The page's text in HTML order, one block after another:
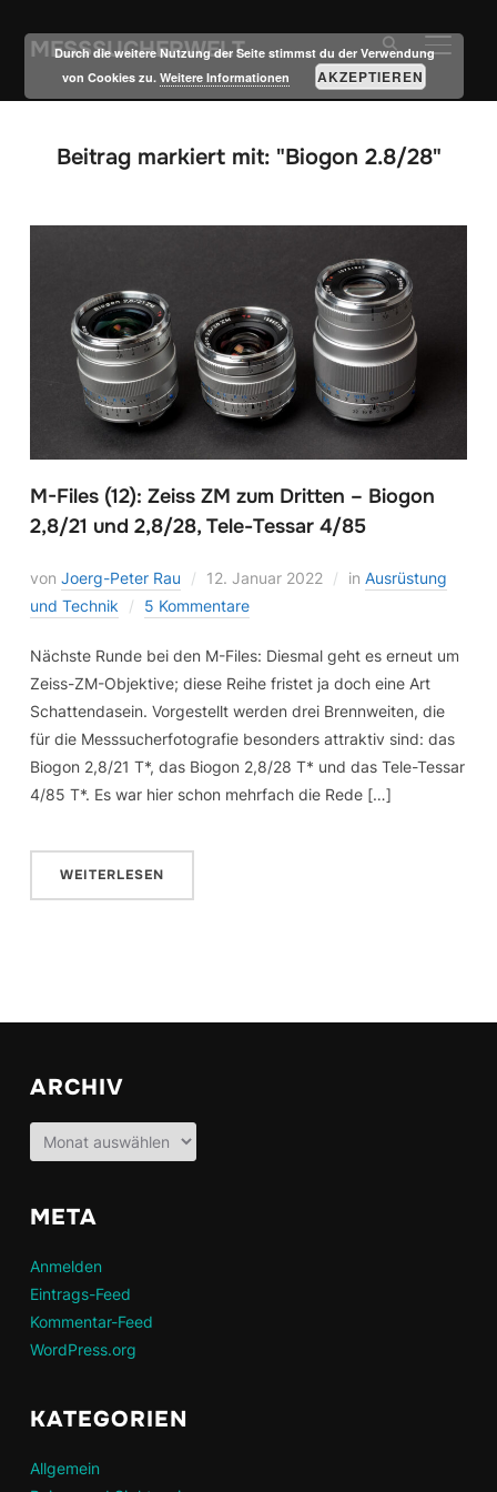
MESSSUCHERWELT
Beitrag markiert mit: "Biogon 2.8/28"
M-Files (12): Zeiss ZM zum Dritten – Biogon
2,8/21 und 2,8/28, Tele-Tessar 4/85
von Joerg-Peter Rau 12. Januar 2022 in Ausrüstung
und Technik
5 Kommentare
Nächste Runde bei den M-Files: Diesmal geht es erneut um
Zeiss-ZM-Objektive; diese Reihe fristet ja doch eine Art
Schattendasein. Vorgestellt werden drei Brennweiten, die
für die Messsucherfotografie besonders attraktiv sind: das
Biogon 2,8/21 T*, das Biogon 2,8/28 T* und das Tele-Tessar
4/85 T*. Es war hier schon mehrfach die Rede […]
WEITERLESEN
ARCHIV
Archiv
META
Anmelden
Eintrags-Feed
Kommentar-Feed
WordPress.org
KATEGORIEN
Allgemein
Durch die weitere Nutzung der Seite stimmst du der Verwendung
von Cookies zu.Weitere Informationen AKZEPTIEREN